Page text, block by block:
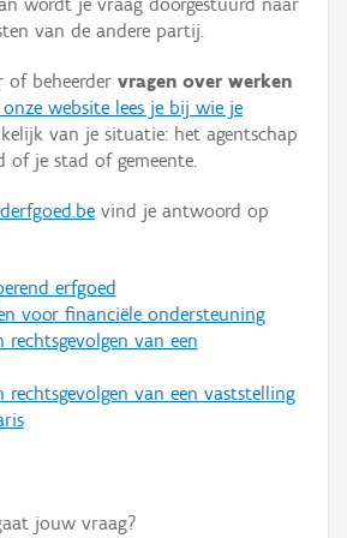
van de andere partij.
of beheerder vragen over werken
website lees je bij wie je
van je situatie: het agentschap
of je stad of gemeente.
vind je antwoord op
erfgoed
voor financiële ondersteuning
rechtsgevolgen van een
rechtsgevolgen van een vaststelling
jouw vraag?